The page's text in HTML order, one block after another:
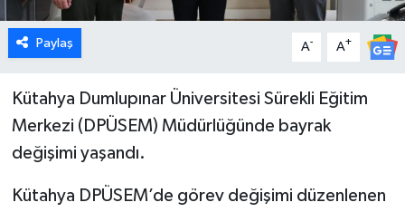
Paylaş A- A+
Kütahya Dumlupınar Üniversitesi Sürekli Eğitim
Merkezi (DPÜSEM) Müdürlüğünde bayrak
değişimi yaşandı.
Kütahya DPÜSEM’de görev değişimi düzenlenen
Gediz
Genel
Gündem
Hisarcık
İlçeler